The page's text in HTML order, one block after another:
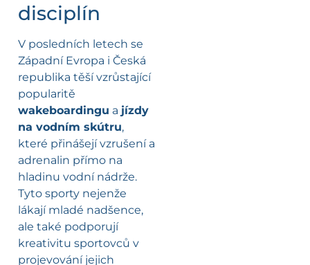
disciplín
V posledních letech se
Západní Evropa i Česká
republika těší vzrůstající
popularitě
wakeboardingu a jízdy
na vodním skútru,
které přinášejí vzrušení a
adrenalin přímo na
hladinu vodní nádrže.
Tyto sporty nejenže
lákají mladé nadšence,
ale také podporují
kreativitu sportovců v
projevování jejich